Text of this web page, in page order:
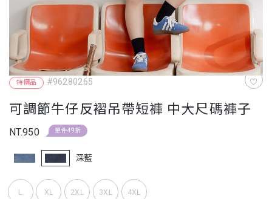
特價品 #96280265
可調節牛仔反褶吊帶短褲 中大尺碼褲子
NT.950 單件49折
深藍
L XL 2XL 3XL 4XL